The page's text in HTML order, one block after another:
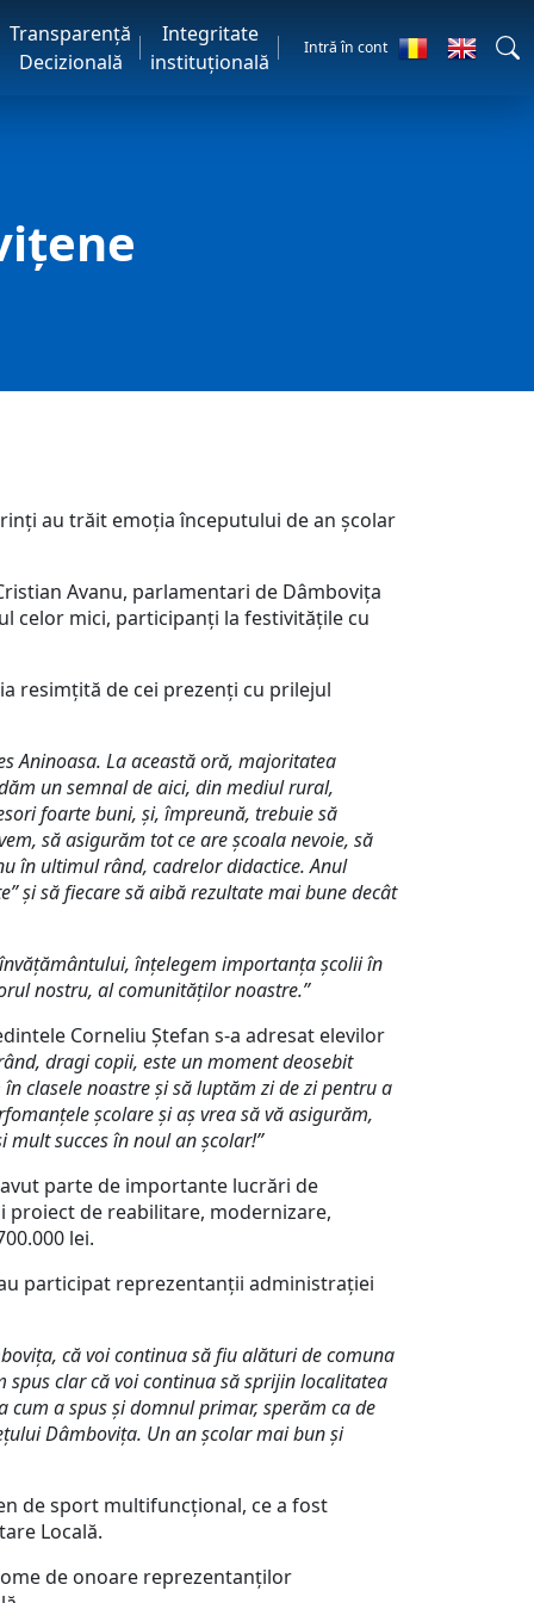
Transparență
Decizională
Integritate
instituțională
Intră în cont
au trăit emoția începutului de an școlar
Avanu, parlamentari de Dâmbovița
celor mici, participanți la festivitățile cu
de cei prezenți cu prilejul
Aninoasa. La această oră, majoritatea
un semnal de aici, din mediul rural,
foarte buni, și, împreună, trebuie să
să asigurăm tot ce are școala nevoie, să
în ultimul rând, cadrelor didactice. Anul
și să fiecare să aibă rezultate mai bune decât
înțelegem importanța școlii în
nostru, al comunităților noastre.”
Corneliu Ștefan s-a adresat elevilor
dragi copii, este un moment deosebit
clasele noastre și să luptăm zi de zi pentru a
școlare și aș vrea să vă asigurăm,
succes în noul an școlar!”
parte de importante lucrări de
proiect de reabilitare, modernizare,
lei.
participat reprezentanții administrației
că voi continua să fiu alături de comuna
clar că voi continua să sprijin localitatea
a spus și domnul primar, sperăm ca de
Dâmbovița. Un an școlar mai bun și
de sport multifuncțional, ce a fost
Locală.
de onoare reprezentanților